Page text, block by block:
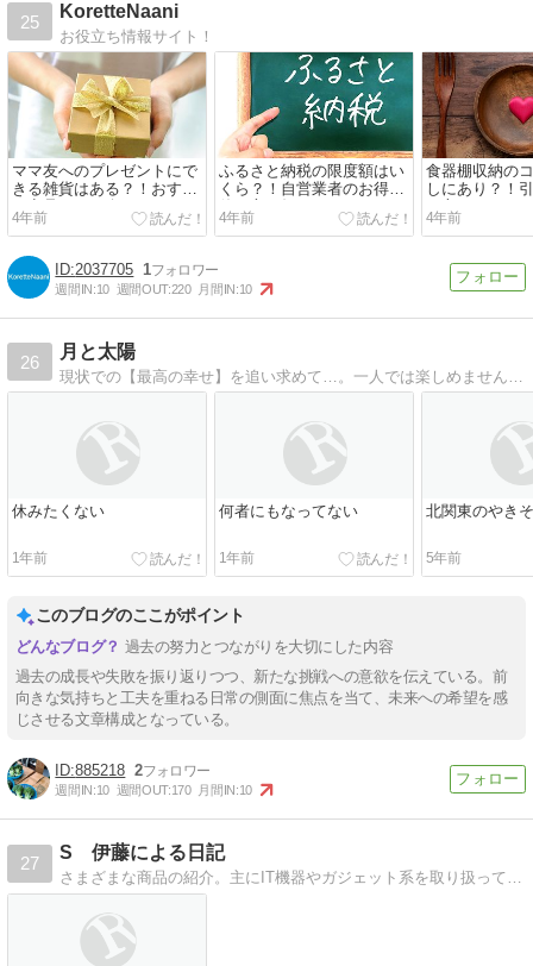
25
KoretteNaani
お役立ち情報サイト！
ママ友へのプレゼントにで
きる雑貨はある？！おすす
め商品をご紹介！
4年前
ふるさと納税の限度額はい
くら？！自営業者のお得な
使い方を知ろう！
4年前
食器棚収納の
しにあり？！
い方をマスタ
4年前
2037705 1
週間IN:10 週間OUT:220 月間IN:10
26
月と太陽
休みたくない
1年前
何者にもなってない
1年前
北関東のやき
5年前
このブログのここがポイント
過去の努力とつながりを大切にした内容
過去の成長や失敗を振り返りつつ、新たな挑戦への意欲を伝えている。前
向きな気持ちと工夫を重ねる日常の側面に焦点を当て、未来への希望を感
じさせる文章構成となっている。
885218 2
週間IN:10 週間OUT:170 月間IN:10
27
S 伊藤による日記
さまざまな商品の紹介。主にIT機器やガジェット系を取り扱っていきたい。また、トレンドのネタをまとめたいと考える。